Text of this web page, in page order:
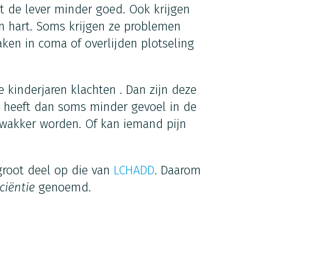
de lever minder goed. Ook krijgen
hart. Soms krijgen ze problemen
in coma of overlijden plotseling
klachten . Dan zijn deze
dan soms minder gevoel in de
worden. Of kan iemand pijn
deel op die van LCHADD. Daarom
genoemd.